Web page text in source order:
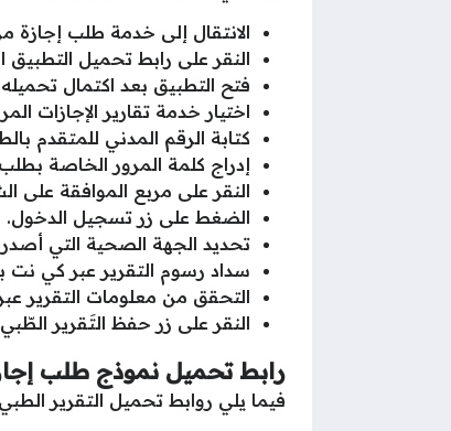
الانتقال إلى خدمة طلب إجازة
النقر على رابط تحميل
فتح التطبيق بعد اكتمال تحميله
اختيار خدمة تقارير الإجازات
كتابة الرقم المدني للمتقدم
إدراج كلمة المرور الخاصة
النقر على مربع الموافقة على
الضغط على زر تسجيل الدخول.
تحديد الجهة الصحية التي
سداد رسوم التقرير عبر كي نت
التحقق من معلومات التقرير
النقر على زر حفظ التَقرير الطّبي
رابط تحميل نموذج طلب
فيما يلي روابط تحميل التقرير